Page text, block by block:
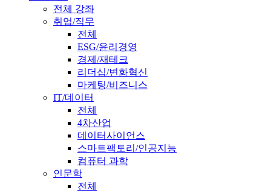
전체 강좌
취업/직무
전체
ESG/윤리경영
경제/재테크
리더십/변화혁신
마케팅/비즈니스
IT/데이터
전체
4차산업
데이터사이언스
스마트팩토리/인공지능
컴퓨터 과학
인문학
전체